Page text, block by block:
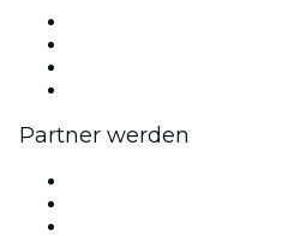
Partner werden